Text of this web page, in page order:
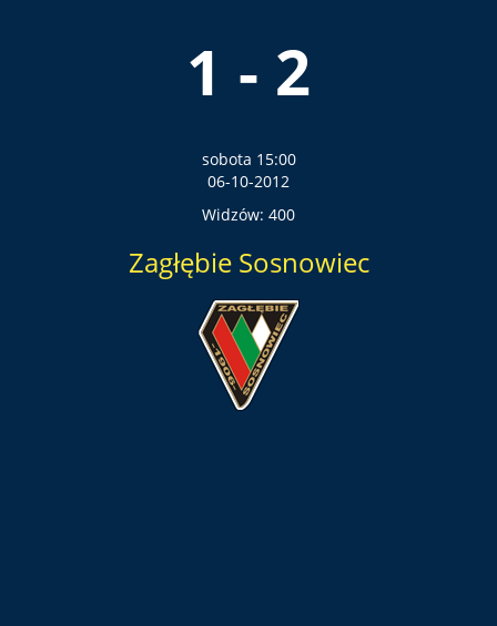
1 - 2
sobota 15:00
06-10-2012
Widzów: 400
Zagłębie Sosnowiec